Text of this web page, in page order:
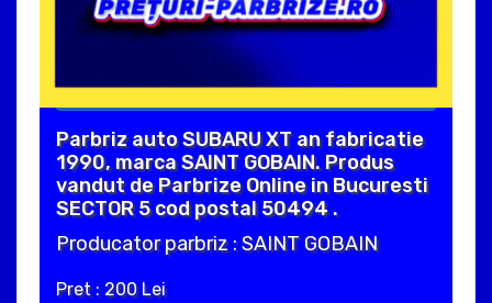
Parbriz auto SUBARU XT an fabricatie
1990, marca SAINT GOBAIN. Produs
vandut de Parbrize Online in Bucuresti
SECTOR 5 cod postal 50494 .
Producator parbriz : SAINT GOBAIN
Pret : 200 Lei